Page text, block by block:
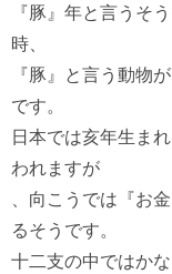
『豚』年と言うそ
時、
『豚』と言う動物
です。
日本では亥年生ま
われますが
、向こうでは『お
るそうです。
十二支の中ではか